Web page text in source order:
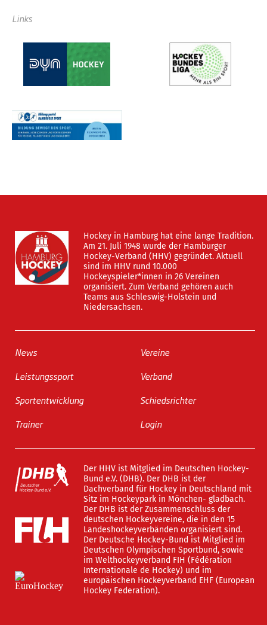
Links
Hockey in Hamburg hat eine lange Tradition.
Am 21. Juli 1948 wurde der Hamburger
Hockey-Verband (HHV) gegründet. Aktuell
sind im HHV rund 10.000
Hockeyspieler*innen in 26 Vereinen
organisiert. Zum Verband gehören auch
Teams aus Schleswig-Holstein und
Niedersachsen.
News
Leistungssport
Sportentwicklung
Trainer
Vereine
Verband
Schiedsrichter
Login
Der HHV ist Mitglied im Deutschen Hockey-
Bund e.V. (DHB). Der DHB ist der
Dachverband für Hockey in Deutschland mit
Sitz im Hockeypark in Mönchen- gladbach.
Der DHB ist der Zusammenschluss der
deutschen Hockeyvereine, die in den 15
Landeshockeyverbänden organisiert sind.
Der Deutsche Hockey-Bund ist Mitglied im
Deutschen Olympischen Sportbund, sowie
im Welthockeyverband FIH (Fédération
Internationale de Hockey) und im
europäischen Hockeyverband EHF (European
Hockey Federation).